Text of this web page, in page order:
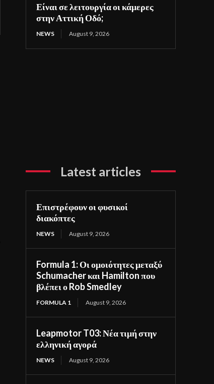
Είναι σε λειτουργία οι κάμερες
στην Αττική Οδό;
NEWS August 9, 2026
Latest articles
Επιστρέφουν οι φυσικοί
διακόπτες
NEWS August 9, 2026
Formula 1: Οι ομοιότητες μεταξύ
Schumacher και Hamilton που
βλέπει ο Rob Smedley
FORMULA 1 August 9, 2026
Leapmotor T03: Νέα τιμή στην
ελληνική αγορά
NEWS August 9, 2026